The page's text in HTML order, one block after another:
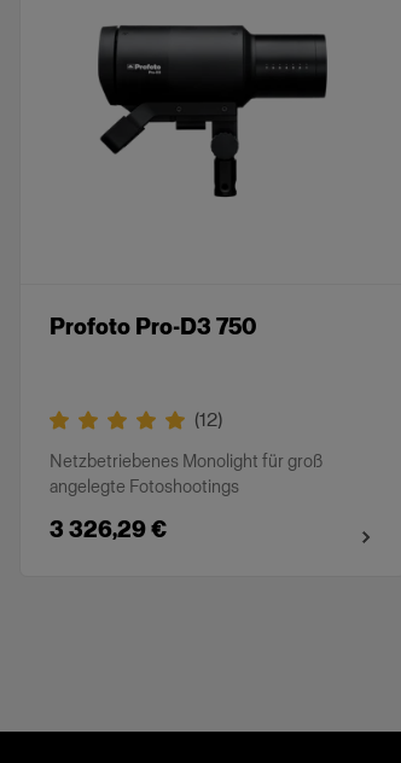
Profoto Pro-D3 750
(12)
Netzbetriebenes Monolight für groß
angelegte Fotoshootings
3 326,29 €